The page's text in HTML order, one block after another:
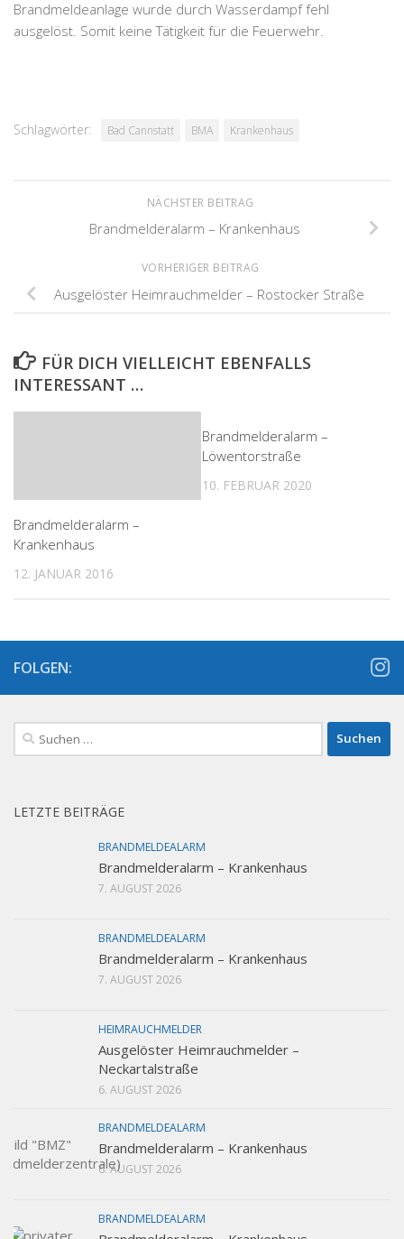
Brandmeldeanlage wurde durch Wasserdampf fehl
ausgelöst. Somit keine Tätigkeit für die Feuerwehr.
Schlagwörter: Bad Cannstatt BMA Krankenhaus
NÄCHSTER BEITRAG
Brandmelderalarm – Krankenhaus
VORHERIGER BEITRAG
Ausgelöster Heimrauchmelder – Rostocker Straße
FÜR DICH VIELLEICHT EBENFALLS
INTERESSANT …
Brandmelderalarm –
Krankenhaus
12. JANUAR 2016
Brandmelderalarm –
Löwentorstraße
10. FEBRUAR 2020
FOLGEN:
Suchen
nach:
LETZTE BEITRÄGE
BRANDMELDEALARM
Brandmelderalarm – Krankenhaus
7. AUGUST 2026
BRANDMELDEALARM
Brandmelderalarm – Krankenhaus
7. AUGUST 2026
HEIMRAUCHMELDER
Ausgelöster Heimrauchmelder –
Neckartalstraße
6. AUGUST 2026
BRANDMELDEALARM
Brandmelderalarm – Krankenhaus
6. AUGUST 2026
BRANDMELDEALARM